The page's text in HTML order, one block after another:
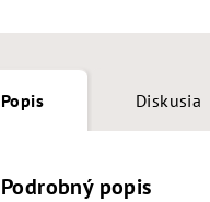
Popis Diskusia
Podrobný popis